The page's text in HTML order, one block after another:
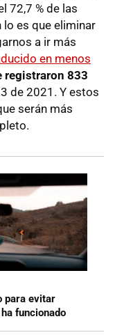
72,7 % de las
es que eliminar
a ir más
en menos
registraron 833
de 2021. Y estos
serán más
para evitar
funcionado